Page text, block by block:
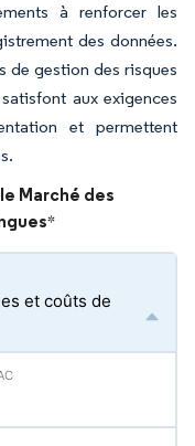
à renforcer les
des données.
de gestion des risques
aux exigences
et permettent
Marché des
*
et coûts de